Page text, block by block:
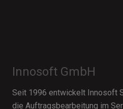
Innosoft GmbH
Seit 1996 entwickelt Innosoft
die Auftragsbearbeitung im